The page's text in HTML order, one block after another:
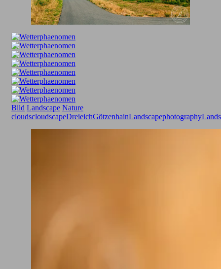
Bild Landscape Nature
cloudscloudscapeDreieichGötzenhainLandscapephotography